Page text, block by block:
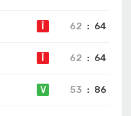
62 : 64
62 : 64
V 53 : 86